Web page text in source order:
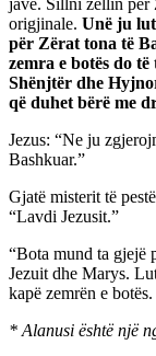
origjinale. Unë ju
për Zërat tona të
zemra e botës do
Shënjtër dhe
që duhet bërë me
Jezus: “Ne ju
Bashkuar.”
Gjatë misterit të
“Lavdi Jezusit.”
“Bota mund ta gjejë
Jezuit dhe Marys.
kapë zemrën e
* Alanusi është një